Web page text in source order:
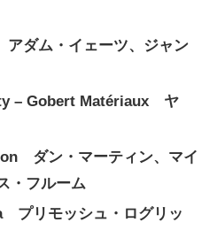
ダム・イェーツ、ジャン
– Gobert Matériaux ヤ
ダン・マーティン、マイ
・フルーム
プリモッシュ・ログリッ